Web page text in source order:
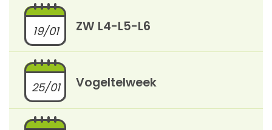
19/01 ZW L4-L5-L6
25/01 Vogeltelweek